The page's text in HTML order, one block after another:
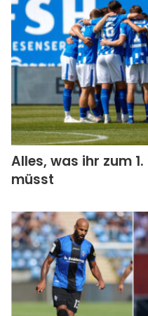
Alles, was ihr zum
müsst